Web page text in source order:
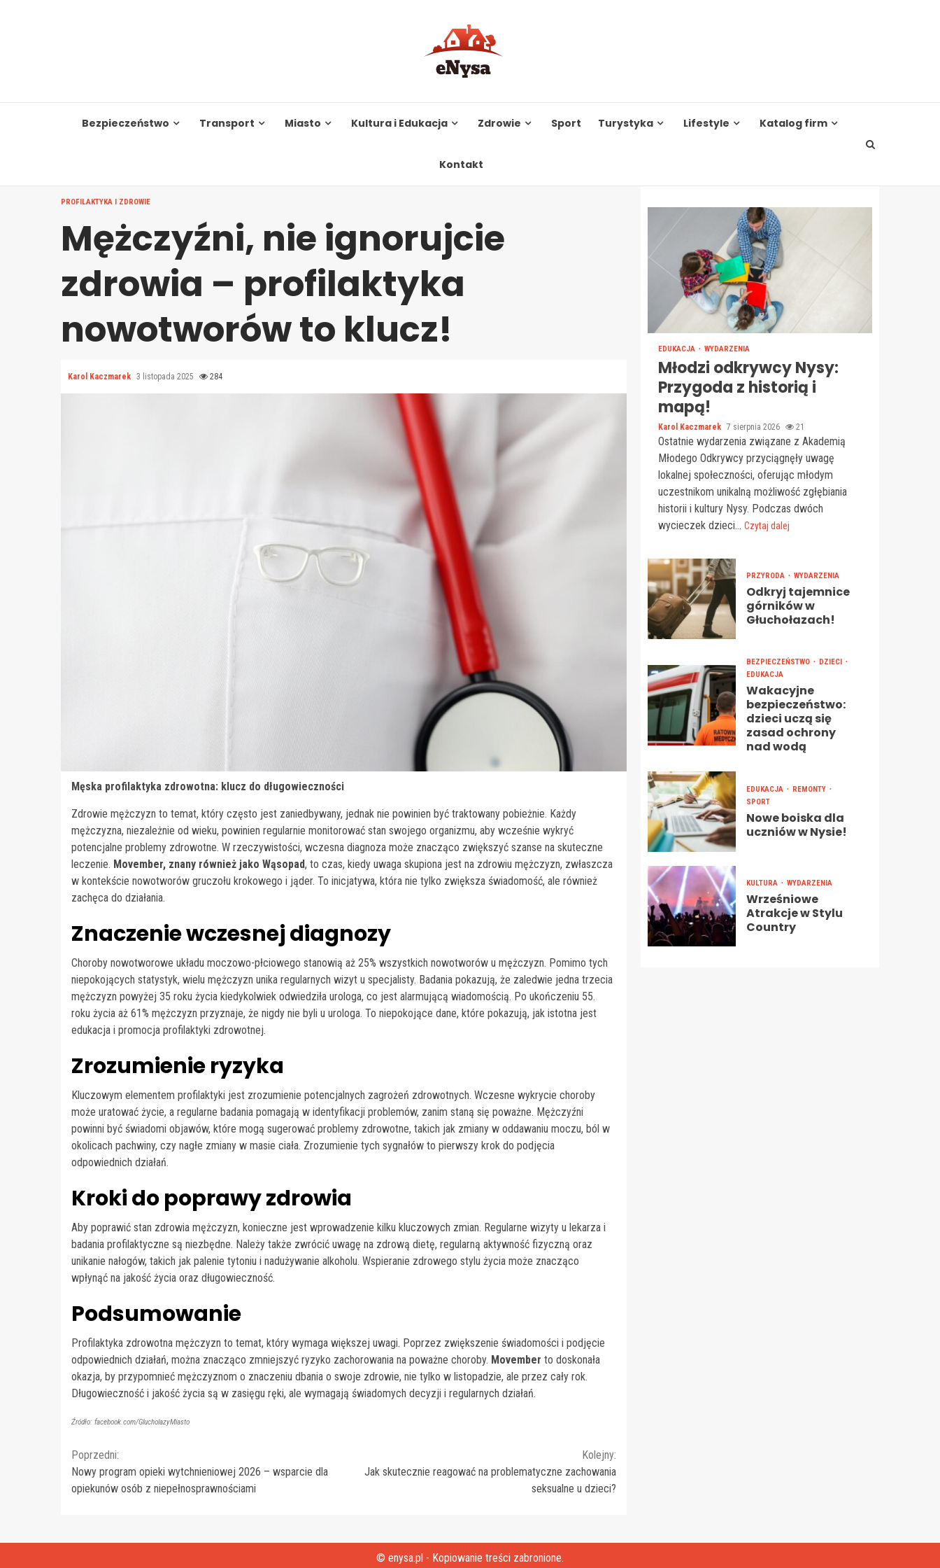
Bezpieczeństwo Transport Miasto Kultura i Edukacja Zdrowie Sport Turystyka Lifestyle Katalog firm
Kontakt
PROFILAKTYKA I ZDROWIE
Mężczyźni, nie ignorujcie
zdrowia – profilaktyka
nowotworów to klucz!
Karol Kaczmarek 3 listopada 2025 284
Męska profilaktyka zdrowotna: klucz do długowieczności
Zdrowie mężczyzn to temat, który często jest zaniedbywany, jednak nie powinien być traktowany pobieżnie. Każdy
mężczyzna, niezależnie od wieku, powinien regularnie monitorować stan swojego organizmu, aby wcześnie wykryć
potencjalne problemy zdrowotne. W rzeczywistości, wczesna diagnoza może znacząco zwiększyć szanse na skuteczne
leczenie. Movember, znany również jako Wąsopad, to czas, kiedy uwaga skupiona jest na zdrowiu mężczyzn, zwłaszcza
w kontekście nowotworów gruczołu krokowego i jąder. To inicjatywa, która nie tylko zwiększa świadomość, ale również
zachęca do działania.
Znaczenie wczesnej diagnozy
Choroby nowotworowe układu moczowo-płciowego stanowią aż 25% wszystkich nowotworów u mężczyzn. Pomimo tych
niepokojących statystyk, wielu mężczyzn unika regularnych wizyt u specjalisty. Badania pokazują, że zaledwie jedna trzecia
mężczyzn powyżej 35 roku życia kiedykolwiek odwiedziła urologa, co jest alarmującą wiadomością. Po ukończeniu 55.
roku życia aż 61% mężczyzn przyznaje, że nigdy nie byli u urologa. To niepokojące dane, które pokazują, jak istotna jest
edukacja i promocja profilaktyki zdrowotnej.
Zrozumienie ryzyka
Kluczowym elementem profilaktyki jest zrozumienie potencjalnych zagrożeń zdrowotnych. Wczesne wykrycie choroby
może uratować życie, a regularne badania pomagają w identyfikacji problemów, zanim staną się poważne. Mężczyźni
powinni być świadomi objawów, które mogą sugerować problemy zdrowotne, takich jak zmiany w oddawaniu moczu, ból w
okolicach pachwiny, czy nagłe zmiany w masie ciała. Zrozumienie tych sygnałów to pierwszy krok do podjęcia
odpowiednich działań.
Kroki do poprawy zdrowia
Aby poprawić stan zdrowia mężczyzn, konieczne jest wprowadzenie kilku kluczowych zmian. Regularne wizyty u lekarza i
badania profilaktyczne są niezbędne. Należy także zwrócić uwagę na zdrową dietę, regularną aktywność fizyczną oraz
unikanie nałogów, takich jak palenie tytoniu i nadużywanie alkoholu. Wspieranie zdrowego stylu życia może znacząco
wpłynąć na jakość życia oraz długowieczność.
Podsumowanie
Profilaktyka zdrowotna mężczyzn to temat, który wymaga większej uwagi. Poprzez zwiększenie świadomości i podjęcie
odpowiednich działań, można znacząco zmniejszyć ryzyko zachorowania na poważne choroby. Movember to doskonała
okazja, by przypomnieć mężczyznom o znaczeniu dbania o swoje zdrowie, nie tylko w listopadzie, ale przez cały rok.
Długowieczność i jakość życia są w zasięgu ręki, ale wymagają świadomych decyzji i regularnych działań.
Źródło: facebook.com/GlucholazyMiasto
Continue
Reading
Poprzedni:
Nowy program opieki wytchnieniowej 2026 – wsparcie dla
opiekunów osób z niepełnosprawnościami
Kolejny:
Jak skutecznie reagować na problematyczne zachowania
seksualne u dzieci?
EDUKACJA WYDARZENIA
Młodzi odkrywcy Nysy:
Przygoda z historią i
mapą!
Karol Kaczmarek 7 sierpnia 2026 21
Ostatnie wydarzenia związane z Akademią
Młodego Odkrywcy przyciągnęły uwagę
lokalnej społeczności, oferując młodym
uczestnikom unikalną możliwość zgłębiania
historii i kultury Nysy. Podczas dwóch
wycieczek dzieci... Czytaj dalej
PRZYRODA WYDARZENIA
Odkryj tajemnice
górników w
Głuchołazach!
BEZPIECZEŃSTWO
DZIECI
EDUKACJA
Wakacyjne
bezpieczeństwo:
dzieci uczą się
zasad ochrony
nad wodą
EDUKACJA
REMONTY
SPORT
Nowe boiska dla
uczniów w Nysie!
KULTURA WYDARZENIA
Wrześniowe
Atrakcje w Stylu
Country
© enysa.pl - Kopiowanie treści zabronione.